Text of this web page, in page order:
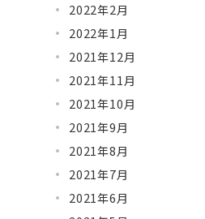
2022年2月
2022年1月
2021年12月
2021年11月
2021年10月
2021年9月
2021年8月
2021年7月
2021年6月